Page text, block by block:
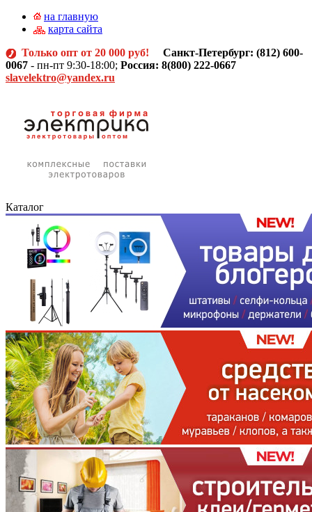
на главную
карта сайта
Только опт от 20 000 руб! Санкт-Петербург: (812) 600-
0067 - пн-пт 9:30-18:00; Россия: 8(800) 222-0667
slavelektro@yandex.ru
Каталог